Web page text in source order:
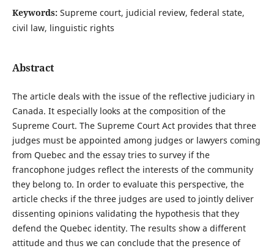
Keywords: Supreme court, judicial review, federal state,
civil law, linguistic rights
Abstract
The article deals with the issue of the reflective judiciary in
Canada. It especially looks at the composition of the
Supreme Court. The Supreme Court Act provides that three
judges must be appointed among judges or lawyers coming
from Quebec and the essay tries to survey if the
francophone judges reflect the interests of the community
they belong to. In order to evaluate this perspective, the
article checks if the three judges are used to jointly deliver
dissenting opinions validating the hypothesis that they
defend the Quebec identity. The results show a different
attitude and thus we can conclude that the presence of